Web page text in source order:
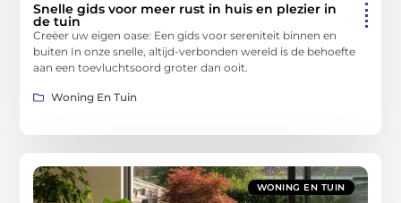
Snelle gids voor meer rust in huis en plezier in
de tuin
Creëer uw eigen oase: Een gids voor sereniteit binnen en
buiten In onze snelle, altijd-verbonden wereld is de behoefte
aan een toevluchtsoord groter dan ooit.
Woning En Tuin
WONING EN TUIN